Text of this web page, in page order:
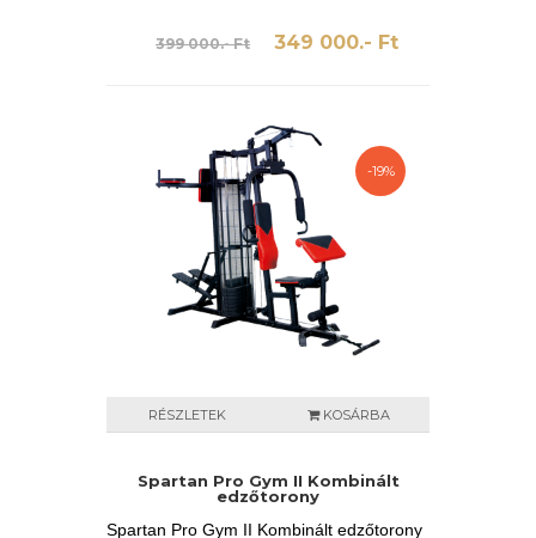
399 000.- Ft 349 000.- Ft
-19%
RÉSZLETEK KOSÁRBA
Spartan Pro Gym II Kombinált
edzőtorony
Spartan Pro Gym II Kombinált edzőtorony